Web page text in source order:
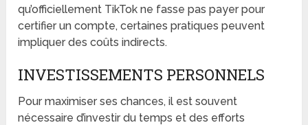
qu’officiellement TikTok ne fasse pas payer pour
certifier un compte, certaines pratiques peuvent
impliquer des coûts indirects.
INVESTISSEMENTS PERSONNELS
Pour maximiser ses chances, il est souvent
nécessaire d’investir du temps et des efforts